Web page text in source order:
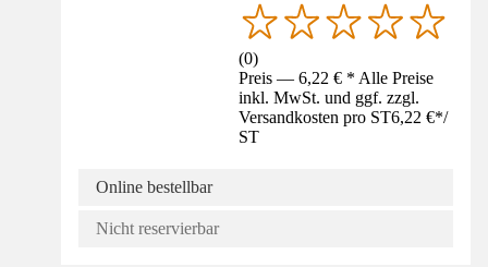
(0)
Preis — 6,22 € * Alle Preise
inkl. MwSt. und ggf. zzgl.
Versandkosten pro ST6,22 €*/
ST
Online bestellbar
Nicht reservierbar